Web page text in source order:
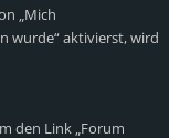
„Mich
wurde“ aktivierst, wird
den Link „Forum